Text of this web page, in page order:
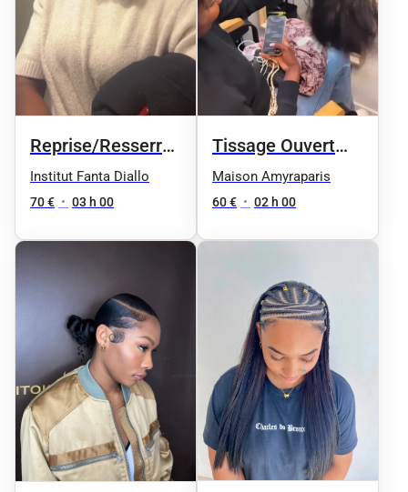
Reprise/Resserrage
entre 1 et 50 locks
Institut Fanta Diallo
70 € • 03 h 00
Tissage Ouvert
avec des mèches
neuves
Maison Amyraparis
60 € • 02 h 00